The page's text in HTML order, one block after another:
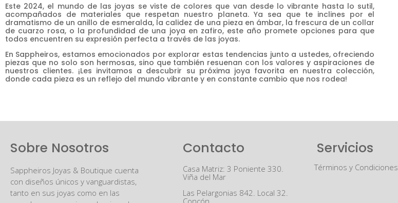
Este 2024, el mundo de las joyas se viste de colores que van desde lo vibrante hasta lo sutil,
acompañados de materiales que respetan nuestro planeta. Ya sea que te inclines por el
dramatismo de un anillo de esmeralda, la calidez de una pieza en ámbar, la frescura de un collar
de cuarzo rosa, o la profundidad de una joya en zafiro, este año promete opciones para que
todos encuentren su expresión perfecta a través de las joyas.
En Sappheiros, estamos emocionados por explorar estas tendencias junto a ustedes, ofreciendo
piezas que no solo son hermosas, sino que también resuenan con los valores y aspiraciones de
nuestros clientes. ¡Les invitamos a descubrir su próxima joya favorita en nuestra colección,
donde cada pieza es un reflejo del mundo vibrante y en constante cambio que nos rodea!
Sobre Nosotros
Sappheiros Joyas & Boutique cuenta
con diseños únicos y vanguardistas,
tanto en sus joyas como en las
Contacto
Casa Matriz: 3 Poniente 330.
Viña del Mar
Las Pelargonias 842. Local 32.
Servicios
Términos y Condiciones